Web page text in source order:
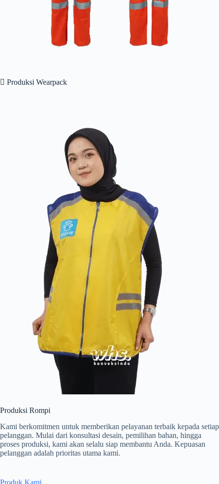
 Produksi Wearpack
Produksi Rompi
Kami berkomitmen untuk memberikan pelayanan terbaik kepada setiap
pelanggan. Mulai dari konsultasi desain, pemilihan bahan, hingga
proses produksi, kami akan selalu siap membantu Anda. Kepuasan
pelanggan adalah prioritas utama kami.
Produk Kami